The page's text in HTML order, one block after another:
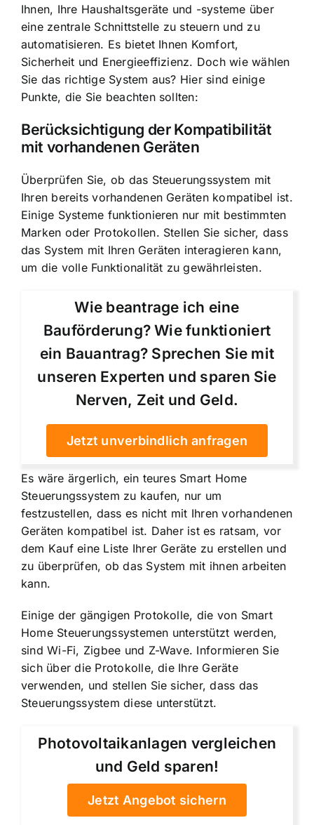
Ihnen, Ihre Haushaltsgeräte und -systeme über
eine zentrale Schnittstelle zu steuern und zu
automatisieren. Es bietet Ihnen Komfort,
Sicherheit und Energieeffizienz. Doch wie wählen
Sie das richtige System aus? Hier sind einige
Punkte, die Sie beachten sollten:
Berücksichtigung der Kompatibilität
mit vorhandenen Geräten
Überprüfen Sie, ob das Steuerungssystem mit
Ihren bereits vorhandenen Geräten kompatibel ist.
Einige Systeme funktionieren nur mit bestimmten
Marken oder Protokollen. Stellen Sie sicher, dass
das System mit Ihren Geräten interagieren kann,
um die volle Funktionalität zu gewährleisten.
Wie beantrage ich eine
Bauförderung? Wie funktioniert
ein Bauantrag? Sprechen Sie mit
unseren Experten und sparen Sie
Nerven, Zeit und Geld.
Jetzt unverbindlich anfragen
Es wäre ärgerlich, ein teures Smart Home
Steuerungssystem zu kaufen, nur um
festzustellen, dass es nicht mit Ihren vorhandenen
Geräten kompatibel ist. Daher ist es ratsam, vor
dem Kauf eine Liste Ihrer Geräte zu erstellen und
zu überprüfen, ob das System mit ihnen arbeiten
kann.
Einige der gängigen Protokolle, die von Smart
Home Steuerungssystemen unterstützt werden,
sind Wi-Fi, Zigbee und Z-Wave. Informieren Sie
sich über die Protokolle, die Ihre Geräte
verwenden, und stellen Sie sicher, dass das
Steuerungssystem diese unterstützt.
Photovoltaikanlagen vergleichen
und Geld sparen!
Jetzt Angebot sichern